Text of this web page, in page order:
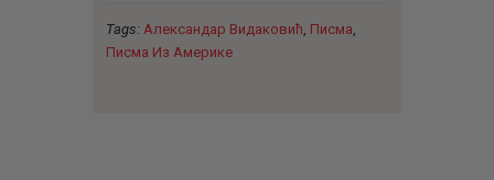
Tags: Александар Видаковић, Писма,
Писма Из Америке